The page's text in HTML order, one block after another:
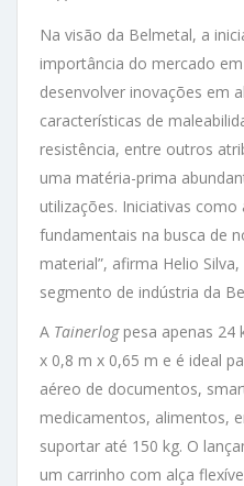
Na visão da Belmetal, a
importância do mercado
desenvolver inovações em
características de
resistência, entre outros
uma matéria-prima
utilizações. Iniciativas
fundamentais na busca de
material”, afirma Helio
segmento de indústria da
A Tainerlogpesa apenas 24
x 0,8 m x 0,65 m e é ideal
aéreo de documentos,
medicamentos, alimentos,
suportar até 150 kg. O
um carrinho com alça